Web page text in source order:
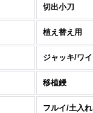
切出小刀
植え替え用
移植鏝
フルイ/土入れ